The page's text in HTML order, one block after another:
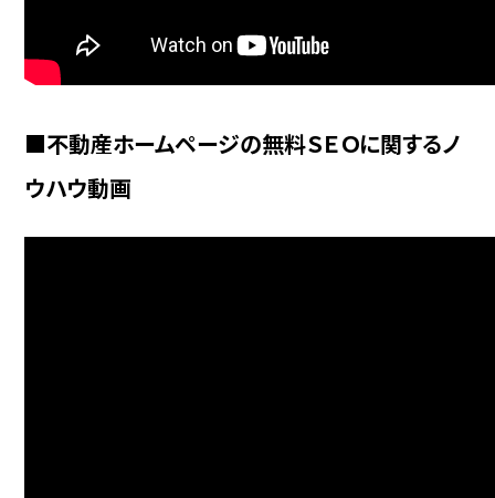
■不動産ホームページの無料ＳＥＯに関するノ
ウハウ動画